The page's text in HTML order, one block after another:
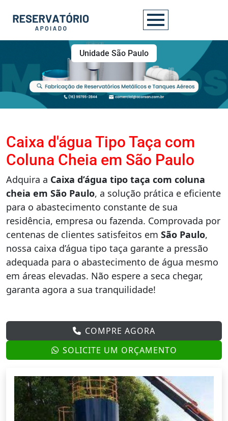
Unidade São Paulo
Caixa d'água Tipo Taça com
Coluna Cheia em São Paulo
Adquira a Caixa d’água tipo taça com coluna
cheia em São Paulo, a solução prática e eficiente
para o abastecimento constante de sua
residência, empresa ou fazenda. Comprovada por
centenas de clientes satisfeitos em São Paulo,
nossa caixa d’água tipo taça garante a pressão
adequada para o abastecimento de água mesmo
em áreas elevadas. Não espere a seca chegar,
garanta agora a sua tranquilidade!
COMPRE AGORA
SOLICITE UM ORÇAMENTO